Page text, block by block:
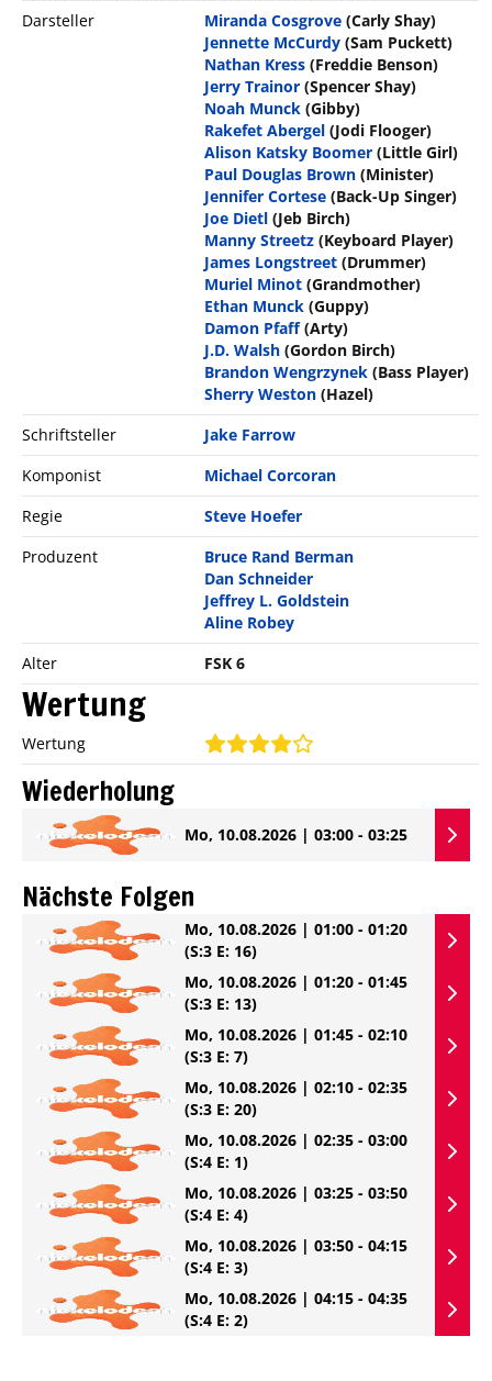
Darsteller
Miranda Cosgrove (Carly Shay)
Jennette McCurdy (Sam Puckett)
Nathan Kress (Freddie Benson)
Jerry Trainor (Spencer Shay)
Noah Munck (Gibby)
Rakefet Abergel (Jodi Flooger)
Alison Katsky Boomer (Little Girl)
Paul Douglas Brown (Minister)
Jennifer Cortese (Back-Up Singer)
Joe Dietl (Jeb Birch)
Manny Streetz (Keyboard Player)
James Longstreet (Drummer)
Muriel Minot (Grandmother)
Ethan Munck (Guppy)
Damon Pfaff (Arty)
J.D. Walsh (Gordon Birch)
Brandon Wengrzynek (Bass Player)
Sherry Weston (Hazel)
Schriftsteller
Jake Farrow
Komponist
Michael Corcoran
Regie
Steve Hoefer
Produzent
Bruce Rand Berman
Dan Schneider
Jeffrey L. Goldstein
Aline Robey
Alter
FSK 6
Wertung
Wertung
Wiederholung
Mo, 10.08.2026 | 03:00 - 03:25
Nächste Folgen
Mo, 10.08.2026 | 01:00 - 01:20
(S:3 E: 16)
Mo, 10.08.2026 | 01:20 - 01:45
(S:3 E: 13)
Mo, 10.08.2026 | 01:45 - 02:10
(S:3 E: 7)
Mo, 10.08.2026 | 02:10 - 02:35
(S:3 E: 20)
Mo, 10.08.2026 | 02:35 - 03:00
(S:4 E: 1)
Mo, 10.08.2026 | 03:25 - 03:50
(S:4 E: 4)
Mo, 10.08.2026 | 03:50 - 04:15
(S:4 E: 3)
Mo, 10.08.2026 | 04:15 - 04:35
(S:4 E: 2)